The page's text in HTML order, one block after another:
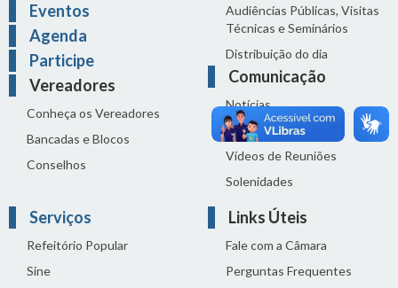
Eventos
Agenda
Participe
Vereadores
Conheça os Vereadores
Bancadas e Blocos
Conselhos
Audiências Públicas, Visitas
Técnicas e Seminários
Distribuição do dia
Comunicação
Notícias
Sala de Imprensa
Vídeos de Reuniões
Solenidades
Serviços
Refeitório Popular
Sine
Links Úteis
Fale com a Câmara
Perguntas Frequentes